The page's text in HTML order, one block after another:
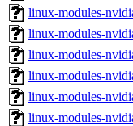
linux-modules-
linux-modules-
linux-modules-
linux-modules-
linux-modules-
linux-modules-